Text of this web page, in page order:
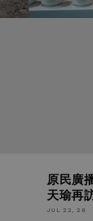
原民廣
天瑜再
JUL 22, 26